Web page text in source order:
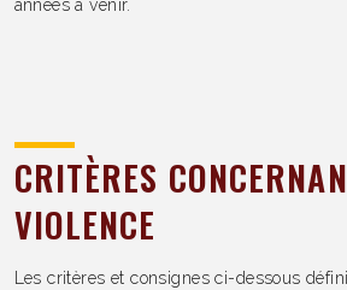
années à venir.
CRITÈRES
VIOLENCE
Les critères et consignes ci-dessous